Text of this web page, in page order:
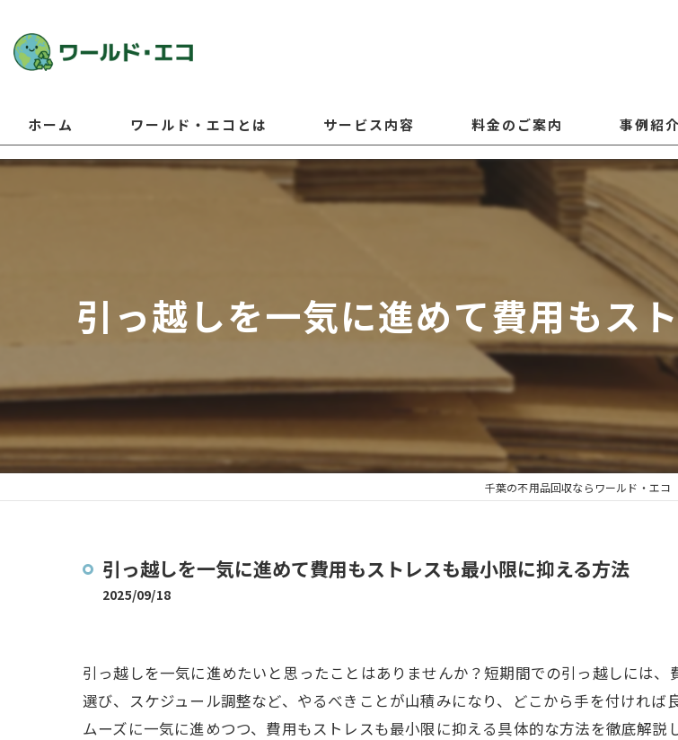
ホーム ワールド・エコとは サービス内容 料金のご案内 事例紹介
引っ越しを一気に進めて費用もス
千葉の不用品回収ならワールド・エコ
引っ越しを一気に進めて費用もストレスも最小限に抑える方法
2025/09/18
引っ越しを一気に進めたいと思ったことはありませんか？短期間での引っ越しには
選び、スケジュール調整など、やるべきことが山積みになり、どこから手を付けれ
ムーズに一気に進めつつ、費用もストレスも最小限に抑える具体的な方法を徹底解